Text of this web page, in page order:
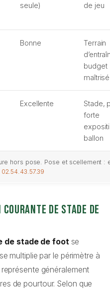
seule)
de jeu
Bonne
Terrain
budget
maîtrisé
Excellente
Stade,
forte
ballon
hors pose. Pose et scellement :
02.54.43.57.39
courante de stade de
de stade de footse
multiplie par le périmètre à
représente généralement
de pourtour. Selon que